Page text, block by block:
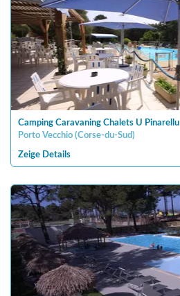
Camping Caravaning Chalets U Pinarellu
Porto Vecchio (Corse-du-Sud)
Zeige Details